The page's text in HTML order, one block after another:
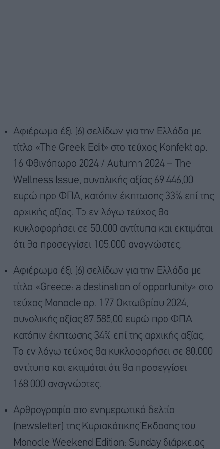
Αφιέρωμα έξι (6) σελίδων για την Ελλάδα με
τίτλο «The Greek Edit» στο τεύχος Konfekt αρ.
16 Φθινόπωρο 2024 / Autumn 2024 – The
Wellness Issue, συνολικής αξίας 69.446,00
ευρώ προ ΦΠΑ, κατόπιν έκπτωσης 33% επί της
αρχικής αξίας. Το εν λόγω τεύχος θα
κυκλοφορήσει σε 50.000 αντίτυπα και εκτιμάται
ότι θα προσεγγίσει 105.000 αναγνώστες.
Αφιέρωμα έξι (6) σελίδων για την Ελλάδα με
τίτλο «Greece: a destination of opportunity» στο
τεύχος Monocle αρ. 177 Οκτωβρίου 2024,
συνολικής αξίας 87.585,00 ευρώ προ ΦΠΑ,
κατόπιν έκπτωσης 34% επί της αρχικής αξίας.
Το εν λόγω τεύχος θα κυκλοφορήσει σε 80.000
αντίτυπα και εκτιμάται ότι θα προσεγγίσει
168.000 αναγνώστες.
Αρθρογραφία στο ενημερωτικό δελτίο
(newsletter) της Κυριακάτικης Έκδοσης του
Monocle Weekend Edition: Sunday διάρκειας